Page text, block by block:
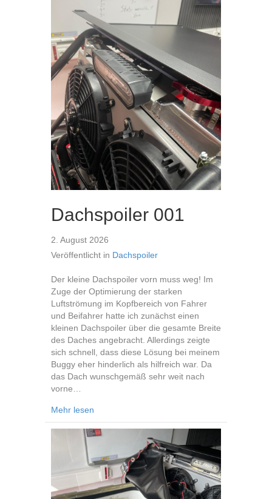
Dachspoiler 001
2. August 2026
Veröffentlicht in Dachspoiler
Der kleine Dachspoiler vorn muss weg! Im
Zuge der Optimierung der starken
Luftströmung im Kopfbereich von Fahrer
und Beifahrer hatte ich zunächst einen
kleinen Dachspoiler über die gesamte Breite
des Daches angebracht. Allerdings zeigte
sich schnell, dass diese Lösung bei meinem
Buggy eher hinderlich als hilfreich war. Da
das Dach wunschgemäß sehr weit nach
vorne…
Mehr lesen